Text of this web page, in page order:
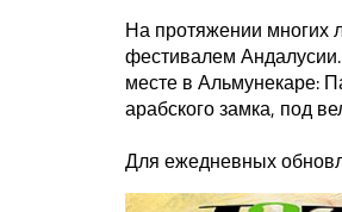
На протяжении многих
фестивалем
месте в Альмунекаре:
арабского замка, под
Для ежедневных